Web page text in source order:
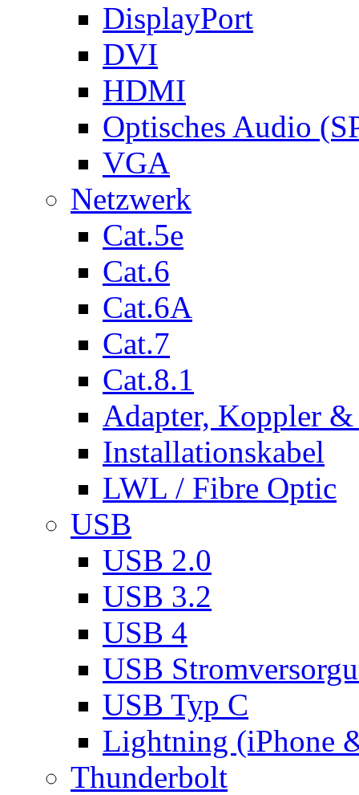
DisplayPort
DVI
HDMI
Optisches Audio
VGA
Netzwerk
Cat.5e
Cat.6
Cat.6A
Cat.7
Cat.8.1
Adapter, Koppler &
Installationskabel
LWL / Fibre Optic
USB
USB 2.0
USB 3.2
USB 4
USB
USB Typ C
Lightning (iPhone
Thunderbolt